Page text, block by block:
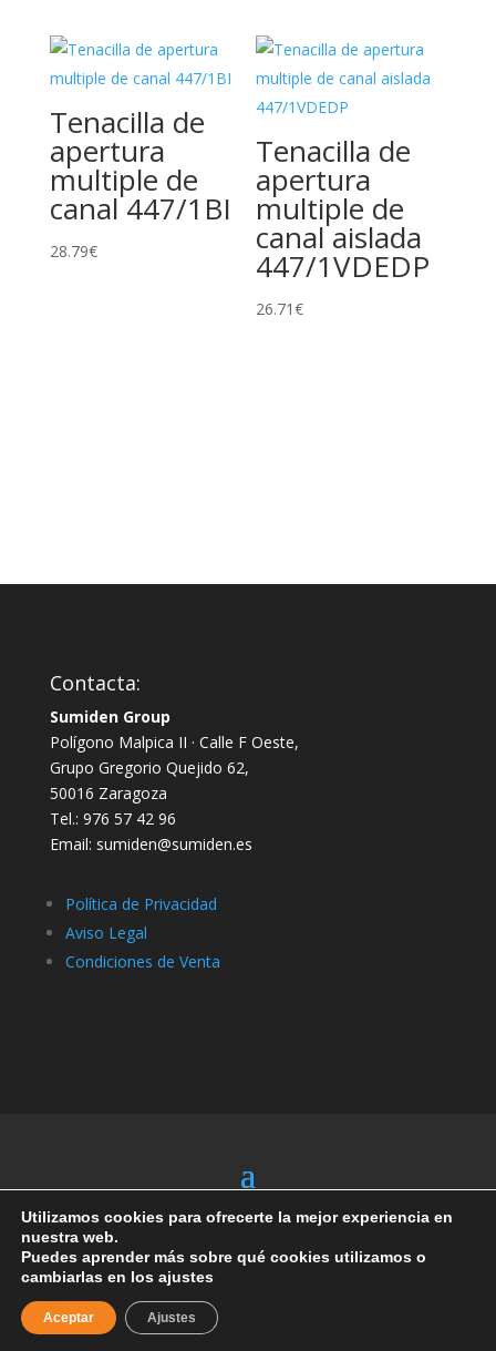
desde
24.94€
40.40€
Tenacilla de
apertura
multiple de
canal 447/1BI
28.79€
Tenacilla de
apertura
multiple de
canal aislada
447/1VDEDP
26.71€
Contacta:
Sumiden Group
Polígono Malpica II · Calle F Oeste,
Grupo Gregorio Quejido 62,
50016 Zaragoza
Tel.: 976 57 42 96
Email: sumiden@sumiden.es
Política de Privacidad
Aviso Legal
Condiciones de Venta
Utilizamos cookies para ofrecerte la mejor experiencia en
nuestra web.
Puedes aprender más sobre qué cookies utilizamos o
cambiarlas en los ajustes
Aceptar Ajustes